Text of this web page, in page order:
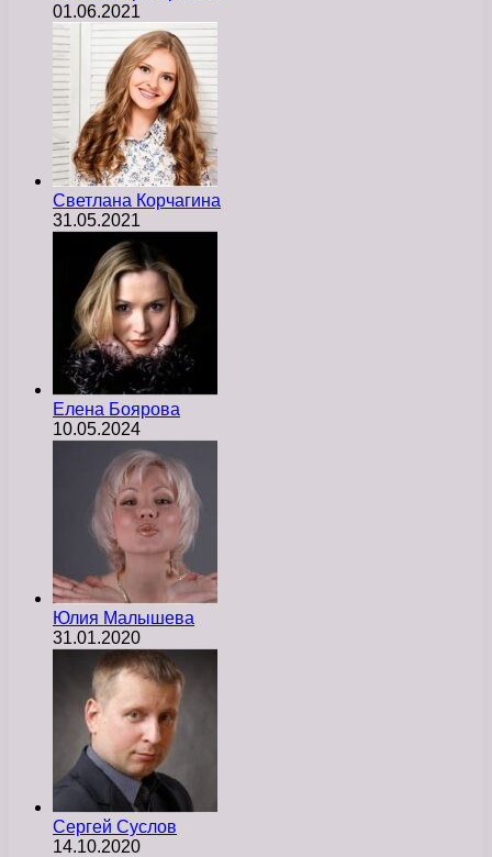
01.06.2021
Светлана Корчагина
31.05.2021
Елена Боярова
10.05.2024
Юлия Малышева
31.01.2020
Сергей Суслов
14.10.2020